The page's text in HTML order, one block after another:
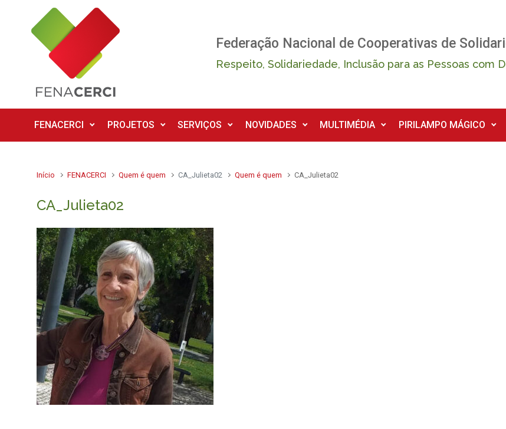
Skip to main content
Federação Nacional de Cooperativas de
Respeito, Solidariedade, Inclusão para as Pessoas com
FENACERCI PROJETOS SERVIÇOS NOVIDADES MULTIMÉDIA PIRILAMPO MÁGICO
Início FENACERCI Quem é quem CA_Julieta02 Quem é quem CA_Julieta02
CA_Julieta02